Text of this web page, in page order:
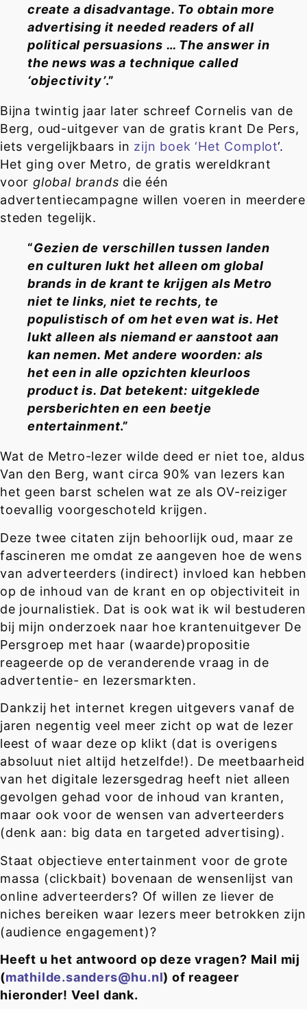
create a disadvantage. To obtain more
advertising it needed readers of all
political persuasions … The answer in
the news was a technique called
‘objectivity’.”
Bijna twintig jaar later schreef Cornelis van de
Berg, oud-uitgever van de gratis krant De Pers,
iets vergelijkbaars in zijn boek ‘Het Complot‘.
Het ging over Metro, de gratis wereldkrant
voor global brands die één
advertentiecampagne willen voeren in meerdere
steden tegelijk.
“Gezien de verschillen tussen landen
en culturen lukt het alleen om global
brands in de krant te krijgen als Metro
niet te links, niet te rechts, te
populistisch of om het even wat is. Het
lukt alleen als niemand er aanstoot aan
kan nemen. Met andere woorden: als
het een in alle opzichten kleurloos
product is. Dat betekent: uitgeklede
persberichten en een beetje
entertainment.”
Wat de Metro-lezer wilde deed er niet toe, aldus
Van den Berg, want circa 90% van lezers kan
het geen barst schelen wat ze als OV-reiziger
toevallig voorgeschoteld krijgen.
Deze twee citaten zijn behoorlijk oud, maar ze
fascineren me omdat ze aangeven hoe de wens
van adverteerders (indirect) invloed kan hebben
op de inhoud van de krant en op objectiviteit in
de journalistiek. Dat is ook wat ik wil bestuderen
bij mijn onderzoek naar hoe krantenuitgever De
Persgroep met haar (waarde)propositie
reageerde op de veranderende vraag in de
advertentie- en lezersmarkten.
Dankzij het internet kregen uitgevers vanaf de
jaren negentig veel meer zicht op wat de lezer
leest of waar deze op klikt (dat is overigens
absoluut niet altijd hetzelfde!). De meetbaarheid
van het digitale lezersgedrag heeft niet alleen
gevolgen gehad voor de inhoud van kranten,
maar ook voor de wensen van adverteerders
(denk aan: big data en targeted advertising).
Staat objectieve entertainment voor de grote
massa (clickbait) bovenaan de wensenlijst van
online adverteerders? Of willen ze liever de
niches bereiken waar lezers meer betrokken zijn
(audience engagement)?
Heeft u het antwoord op deze vragen? Mail mij
(mathilde.sanders@hu.nl) of reageer
hieronder! Veel dank.